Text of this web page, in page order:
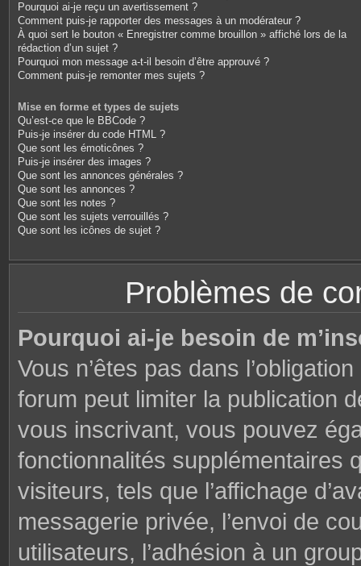
Pourquoi ai-je reçu un avertissement ?
Comment puis-je rapporter des messages à un modérateur ?
À quoi sert le bouton « Enregistrer comme brouillon » affiché lors de la
rédaction d’un sujet ?
Pourquoi mon message a-t-il besoin d’être approuvé ?
Comment puis-je remonter mes sujets ?
Mise en forme et types de sujets
Qu’est-ce que le BBCode ?
Puis-je insérer du code HTML ?
Que sont les émoticônes ?
Puis-je insérer des images ?
Que sont les annonces générales ?
Que sont les annonces ?
Que sont les notes ?
Que sont les sujets verrouillés ?
Que sont les icônes de sujet ?
Problèmes de
Pourquoi ai-je besoin de
Vous n’êtes pas dans
forum peut limiter la publication
vous inscrivant, vous pouvez
fonctionnalités supplémentaires
visiteurs, tels que l’affichage
messagerie privée, l’envoi de
utilisateurs, l’adhésion à un